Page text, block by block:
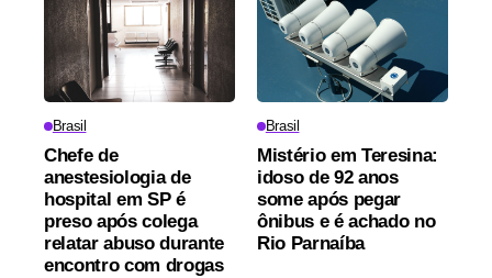
Brasil
Chefe de
anestesiologia de
hospital em SP é
preso após colega
relatar abuso durante
encontro com drogas
Brasil
Mistério em Teresina:
idoso de 92 anos
some após pegar
ônibus e é achado no
Rio Parnaíba